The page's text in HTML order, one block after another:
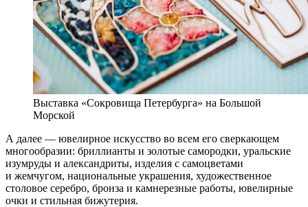
Выставка «Сокровища Петербурга» на Большой
Морской
А далее — ювелирное искусство во всем его сверкающем
многообразии: бриллианты и золотые самородки, уральские
изумруды и александриты, изделия с самоцветами
и жемчугом, национальные украшения, художественное
столовое серебро, бронза и камнерезные работы, ювелирные
очки и стильная бижутерия.